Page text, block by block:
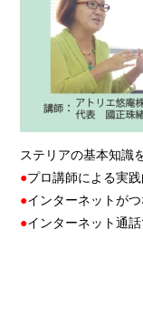
ステリアの基本知識
●プロ講師による実
●インターネットが
●インターネット通